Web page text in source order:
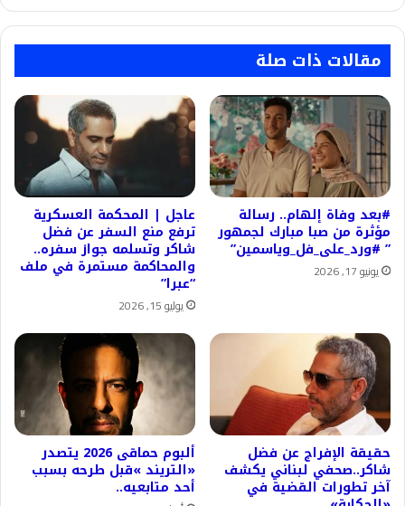
مقالات ذات صلة
#بعد وفاة إلهام.. رسالة
مؤثرة من صبا مبارك لجمهور
” #ورد_على_فل_وياسمين”
يونيو 17, 2026
عاجل | المحكمة العسكرية
ترفع منع السفر عن فضل
شاكر وتسلمه جواز سفره..
والمحاكمة مستمرة في ملف
“عبرا”
يوليو 15, 2026
حقيقة الإفراج عن فضل
شاكر..صحفي لبناني يكشف
آخر تطورات القضية في
ألبوم حماقى 2026 يتصدر
«التريند »قبل طرحه بسبب
أحد متابعيه..